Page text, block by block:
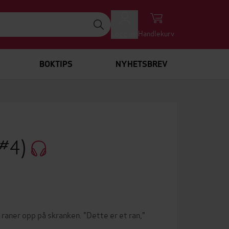
Handlekurv
BOKTIPS NYHETSBREV
opp på skranken. "Dette er et ran,"